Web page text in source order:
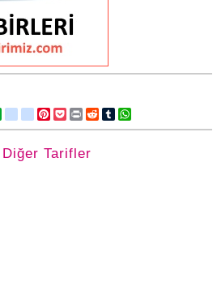
Evernotefriendfeed
google_bookmarks
Pinterest
Pocket
Print RedditTumblr
Tarifler